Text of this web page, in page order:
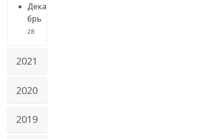
Дека
брь
28
2021
2020
2019